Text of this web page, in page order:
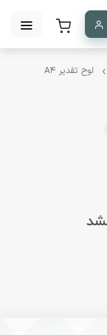
لوح تقدیر A۴